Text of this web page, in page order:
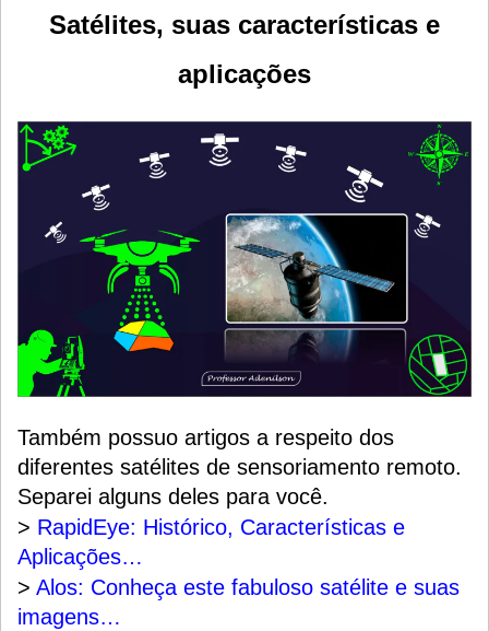
Satélites, suas características e
aplicações
Também possuo artigos a respeito dos
diferentes satélites de sensoriamento remoto.
Separei alguns deles para você.
> RapidEye: Histórico, Características e
Aplicações…
> Alos: Conheça este fabuloso satélite e suas
imagens…